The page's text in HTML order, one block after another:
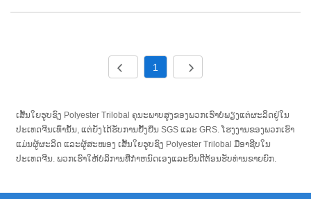
index parameters: (D)ITEM 70D 108D 120D 150D test
standard TENACITY ≥5.5 ≥5.5 ≥5.5 ≥5.5 GB/T 14344
shriankge 3.5 3.5 3.5 3.5 GB/T 6505 intermingling points
per meter 8 8 8 8 FZ/T 50001 0IL 7 7 7 7 GB/T 6504 (mm)
Paper tube item low tube (125*140) Packing method: 1.
Carton packing. 2. Pallet packaging.
1
ເສັ້ນໃຍຮູບຊົງ Polyester Trilobal ຄຸນະພາບສູງຂອງພວກເຮົາບໍ່ພຽງແຕ່ຜະລິດຢູ່ໃນ
ປະເທດຈີນເທົ່ານັ້ນ, ແຕ່ຍັງໄດ້ຮັບການຢັ້ງຢືນ SGS ແລະ GRS. ໂຮງງານຂອງພວກເຮົາ
ແມ່ນຜູ້ຜະລິດ ແລະຜູ້ສະໜອງ ເສັ້ນໃຍຮູບຊົງ Polyester Trilobal ມືອາຊີບໃນ
ປະເທດຈີນ. ພວກເຮົາໃຫ້ບໍລິການທີ່ກໍາຫນົດເອງແລະຍິນດີຕ້ອນຮັບທ່ານຂາຍຍົກ.